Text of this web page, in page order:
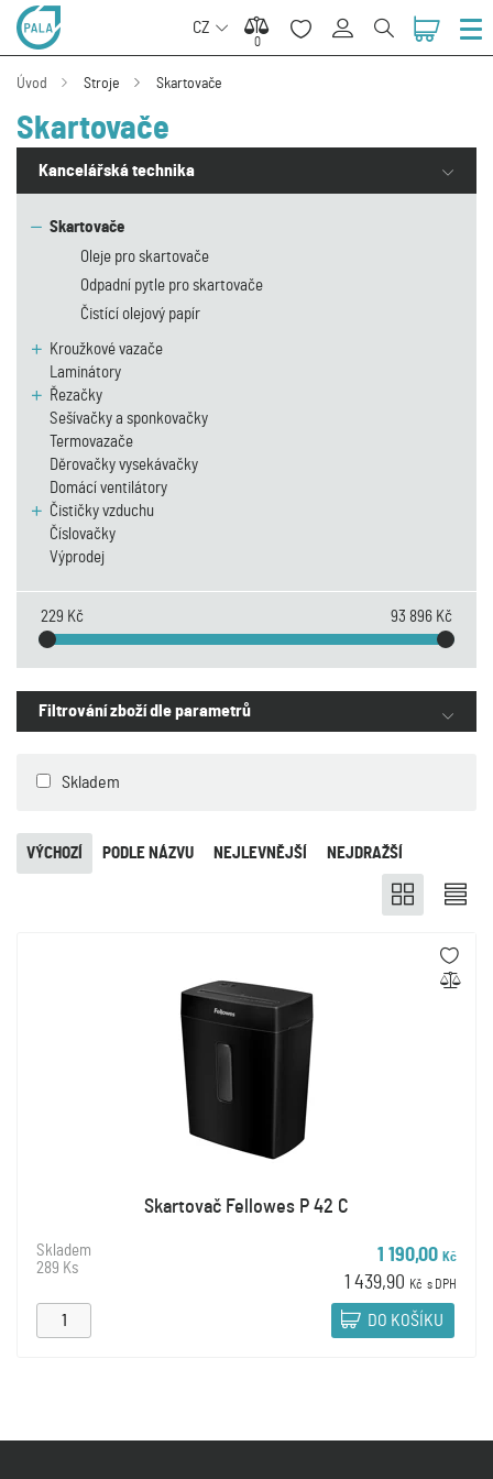
CZ
0
0
Úvod Stroje Skartovače
Skartovače
Kancelářská technika
Skartovače
Oleje pro skartovače
Odpadní pytle pro skartovače
Čistící olejový papír
Kroužkové vazače
Laminátory
Řezačky
Sešívačky a sponkovačky
Termovazače
Děrovačky vysekávačky
Domácí ventilátory
Čističky vzduchu
Číslovačky
Výprodej
229 Kč 93 896 Kč
Filtrování zboží dle parametrů
Skladem
NEJLEVNĚJŠÍ NEJDRAŽŠÍ
PODLE NÁZVU
VÝCHOZÍ
Skartovač Fellowes P 42 C
Skladem
289 Ks
1 190,00 Kč
1 439,90 Kč s DPH
DO KOŠÍKU